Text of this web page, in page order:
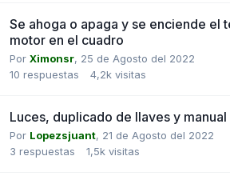
Se ahoga o apaga y se enciende el
motor en el cuadro
Por Ximonsr, 25 de Agosto del 2022
10 respuestas 4,2k visitas
Luces, duplicado de llaves y manual
Por Lopezsjuant, 21 de Agosto del 2022
3 respuestas 1,5k visitas